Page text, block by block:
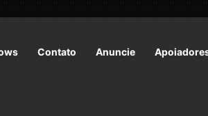
Contato Anuncie